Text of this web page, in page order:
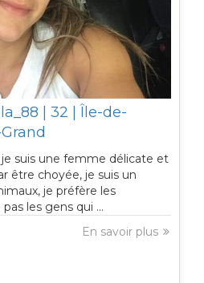
| 32 | Île-de-
je suis une femme délicate et
être choyée, je suis un
je préfère les
les gens qui ...
En savoir plus